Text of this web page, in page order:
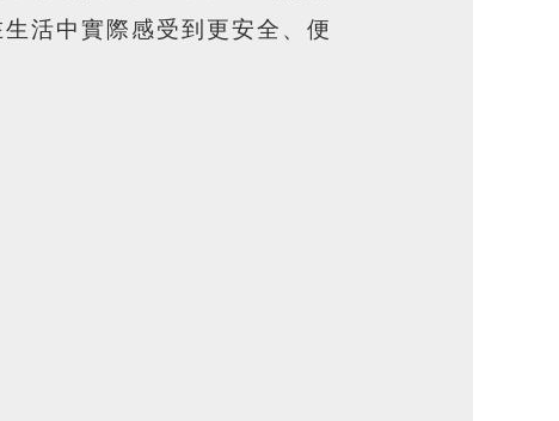
活中實際感受到更安全、便